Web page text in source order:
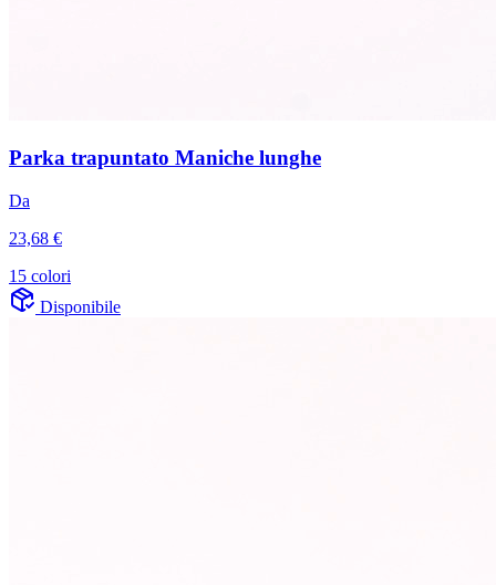
Parka trapuntato Maniche lunghe
Da
23,68 €
15 colori
Disponibile